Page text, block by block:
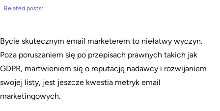
Related posts:
Bycie skutecznym email marketerem to niełatwy wyczyn.
Poza poruszaniem się po przepisach prawnych takich jak
GDPR, martwieniem się o reputację nadawcy i rozwijaniem
swojej listy, jest jeszcze kwestia metryk email
marketingowych.